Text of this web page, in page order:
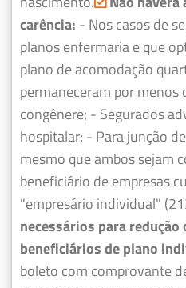
carência: - Nos casos de
planos enfermaria e que
plano de acomodação
permaneceram por menos
congênere; - Segurados
hospitalar; - Para junção
mesmo que ambos sejam
beneficiário de empresas
"empresário individual"
necessários para redução
beneficiários de plano
boleto com comprovante